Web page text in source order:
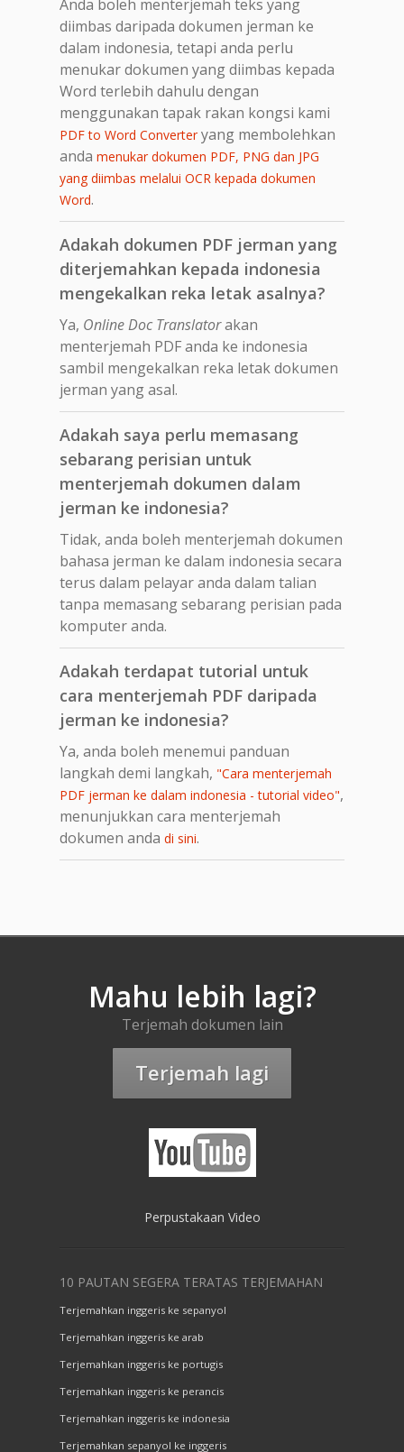
Anda boleh menterjemah teks yang
diimbas daripada dokumen jerman ke
dalam indonesia, tetapi anda perlu
menukar dokumen yang diimbas kepada
Word terlebih dahulu dengan
menggunakan tapak rakan kongsi kami
PDF to Word Converteryang membolehkan
anda menukar dokumen PDF, PNG dan JPG
yang diimbas melalui OCR kepada dokumen
Word.
Adakah dokumen PDF jerman yang
diterjemahkan kepada indonesia
mengekalkan reka letak asalnya?
Ya, Online Doc Translatorakan
menterjemah PDF anda ke indonesia
sambil mengekalkan reka letak dokumen
jerman yang asal.
Adakah saya perlu memasang
sebarang perisian untuk
menterjemah dokumen dalam
jerman ke indonesia?
Tidak, anda boleh menterjemah dokumen
bahasa jerman ke dalam indonesia secara
terus dalam pelayar anda dalam talian
tanpa memasang sebarang perisian pada
komputer anda.
Adakah terdapat tutorial untuk
cara menterjemah PDF daripada
jerman ke indonesia?
Ya, anda boleh menemui panduan
langkah demi langkah, "Cara menterjemah
PDF jerman ke dalam indonesia - tutorial video",
menunjukkan cara menterjemah
dokumen anda di sini.
Mahu lebih lagi?
Terjemah dokumen lain
Terjemah lagi
Perpustakaan Video
10 PAUTAN SEGERA TERATAS TERJEMAHAN
Terjemahkan inggeris ke sepanyol
Terjemahkan inggeris ke arab
Terjemahkan inggeris ke portugis
Terjemahkan inggeris ke perancis
Terjemahkan inggeris ke indonesia
Terjemahkan sepanyol ke inggeris